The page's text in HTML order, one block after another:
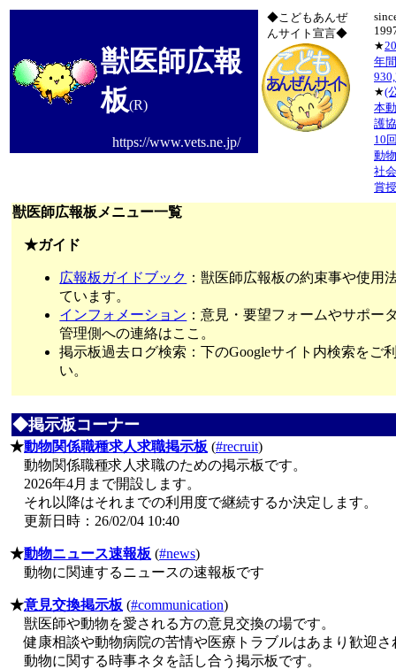
獣医師広報
板(R)
https://www.vets.ne.jp/
◆こどもあんぜ
んサイト宣言◆
★
年
★(
本
護
10
動
社
賞
獣医師広報板メニュー一覧
★ガイド
広報板ガイドブック ：獣医師広報板の約束事や使用
ています。
インフォメーション ：意見・要望フォームやサポー
管理側への連絡はここ。
掲示板過去ログ検索：下のGoogleサイト内検索をご
い。
◆掲示板コーナー
★動物関係職種求人求職掲示板 (#recruit)
動物関係職種求人求職のための掲示板です。
2026年4月まで開設します。
それ以降はそれまでの利用度で継続するか決定します。
更新日時：26/02/04 10:40
★動物ニュース速報板 (#news)
動物に関連するニュースの速報板です
★意見交換掲示板 (#communication)
獣医師や動物を愛される方の意見交換の場です。
健康相談や動物病院の苦情や医療トラブルはあまり歓迎さ
動物に関する時事ネタを話し合う掲示板です。